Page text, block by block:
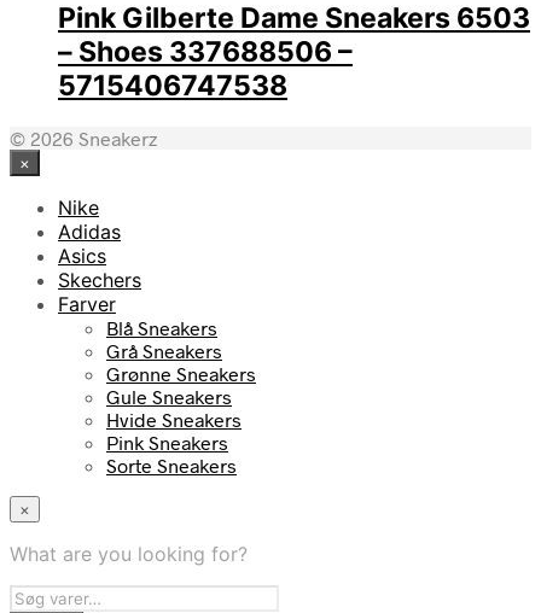
Pink Gilberte Dame Sneakers 6503
– Shoes 337688506 –
5715406747538
© 2026 Sneakerz
×
Nike
Adidas
Asics
Skechers
Farver
Blå Sneakers
Grå Sneakers
Grønne Sneakers
Gule Sneakers
Hvide Sneakers
Pink Sneakers
Sorte Sneakers
×
What are you looking for?